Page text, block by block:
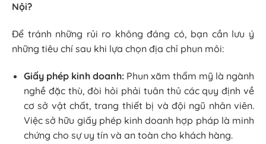
Nội?
Để tránh những rủi ro không đáng có, bạn cần lưu ý
những tiêu chí sau khi lựa chọn địa chỉ phun môi:
Giấy phép kinh doanh: Phun xăm thẩm mỹ là ngành
nghề đặc thù, đòi hỏi phải tuân thủ các quy định về
cơ sở vật chất, trang thiết bị và đội ngũ nhân viên.
Việc sở hữu giấy phép kinh doanh hợp pháp là minh
chứng cho sự uy tín và an toàn cho khách hàng.